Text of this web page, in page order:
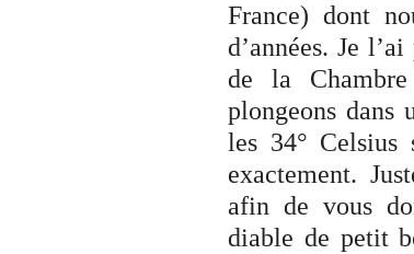
France) dont
d’années. Je
de la
plongeons dans
les 34° Celsius
exactement.
afin de vous
diable de petit